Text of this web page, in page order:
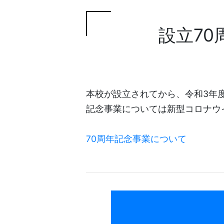
設立70
本校が設立されてから、令和3年
記念事業については新型コロナ
70周年記念事業について